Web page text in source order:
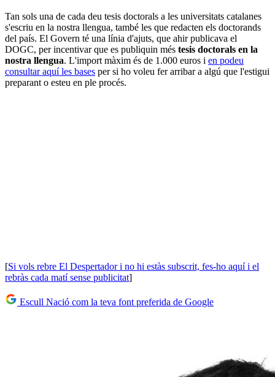
Tan sols una de cada deu tesis doctorals a les universitats catalanes
s'escriu en la nostra llengua, també les que redacten els doctorands
del país. El Govern té una línia d'ajuts, que ahir publicava el
DOGC, per incentivar que es publiquin més tesis doctorals en la
nostra llengua. L'import màxim és de 1.000 euros i en podeu
consultar aquí les bases per si ho voleu fer arribar a algú que l'estigui
preparant o esteu en ple procés.
[Si vols rebre El Despertador i no hi estàs subscrit, fes-ho aquí i el
rebràs cada matí sense publicitat]
Escull Nació com la teva font preferida de Google